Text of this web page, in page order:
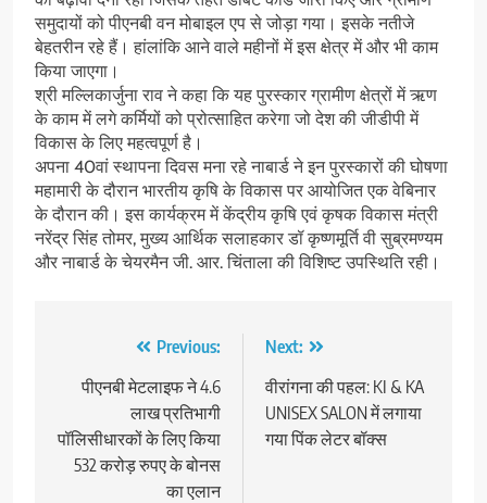
समुदायों को पीएनबी वन मोबाइल एप से जोड़ा गया। इसके नतीजे
बेहतरीन रहे हैं। हांलांकि आने वाले महीनों में इस क्षेत्र में और भी काम
किया जाएगा।
श्री मल्लिकार्जुना राव ने कहा कि यह पुरस्कार ग्रामीण क्षेत्रों में ऋण
के काम में लगे कर्मियों को प्रोत्साहित करेगा जो देश की जीडीपी में
विकास के लिए महत्वपूर्ण है।
अपना 40वां स्थापना दिवस मना रहे नाबार्ड ने इन पुरस्कारों की घोषणा
महामारी के दौरान भारतीय कृषि के विकास पर आयोजित एक वेबिनार
के दौरान की। इस कार्यक्रम में केंद्रीय कृषि एवं कृषक विकास मंत्री
नरेंद्र सिंह तोमर, मुख्य आर्थिक सलाहकार डॉ कृष्णमूर्ति वी सुब्रमण्यम
और नाबार्ड के चेयरमैन जी. आर. चिंताला की विशिष्ट उपस्थिति रही।
navigation
Previous:
पीएनबी मेटलाइफ ने 4.6
लाख प्रतिभागी
पॉलिसीधारकों के लिए किया
532 करोड़ रुपए के बोनस
का एलान
Next:
वीरांगना की पहल: KI & KA
UNISEX SALON में लगाया
गया पिंक लेटर बॉक्स